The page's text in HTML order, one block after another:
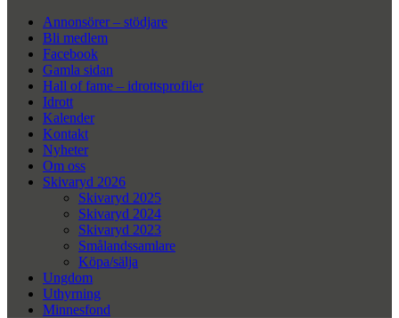
Annonsörer – stödjare
Bli medlem
Facebook
Gamla sidan
Hall of fame – idrottsprofiler
Idrott
Kalender
Kontakt
Nyheter
Om oss
Skivaryd 2026
Skivaryd 2025
Skivaryd 2024
Skivaryd 2023
Smålandssamlare
Köpa/sälja
Ungdom
Uthyrning
Minnesfond